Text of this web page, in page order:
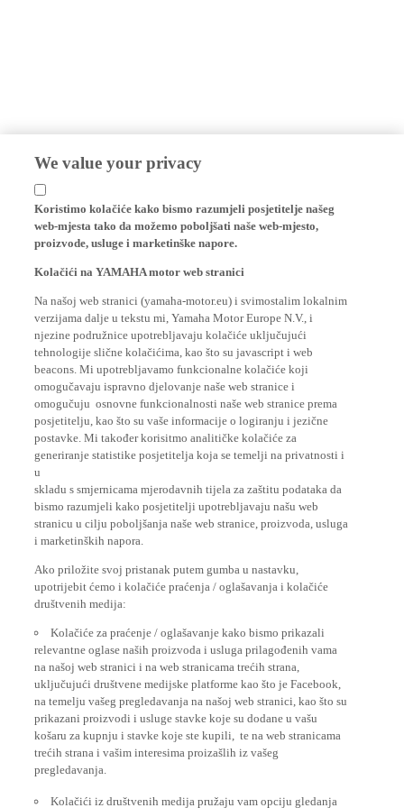
We value your privacy
Koristimo kolačiće kako bismo razumjeli posjetitelje našeg
web-mjesta tako da možemo poboljšati naše web-mjesto,
proizvode, usluge i marketinške napore.
verzijama dalje u tekstu mi, Yamaha Motor Europe N.V., i
njezine podružnice upotrebljavaju kolačiće uključujući
tehnologije slične kolačićima, kao što su javascript i web
beacons. Mi upotrebljavamo funkcionalne kolačiće koji
omogučavaju ispravno djelovanje naše web stranice i
omogučuju osnovne funkcionalnosti naše web stranice prema
posjetitelju, kao što su vaše informacije o logiranju i jezične
postavke. Mi također korisitmo analitičke kolačiće za
generiranje statistike posjetitelja koja se temelji na privatnosti i
u
skladu s smjernicama mjerodavnih tijela za zaštitu podataka da
bismo razumjeli kako posjetitelji upotrebljavaju našu web
stranicu u cilju poboljšanja naše web stranice, proizvoda, usluga
i marketinških napora.
upotrijebit ćemo i kolačiće praćenja / oglašavanja i kolačiće
društvenih medija:
relevantne oglase naših proizvoda i usluga prilagođenih vama
na našoj web stranici i na web stranicama trećih strana,
uključujući društvene medijske platforme kao što je Facebook,
na temelju vašeg pregledavanja na našoj web stranici, kao što su
prikazani proizvodi i usluge stavke koje su dodane u vašu
košaru za kupnju i stavke koje ste kupili, te na web stranicama
trećih strana i vašim interesima proizašlih iz vašeg
pregledavanja.